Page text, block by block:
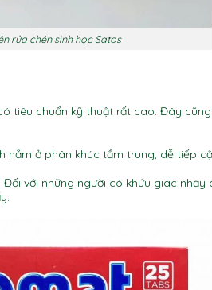
rửa chén sinh học Satos
tiêu chuẩn kỹ thuật rất cao. Đây
ở phân khúc tầm trung, dễ tiếp
với những người có khứu giác